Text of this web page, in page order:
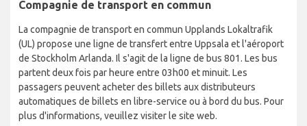
Compagnie de transport en commun
La compagnie de transport en commun Upplands Lokaltrafik
(UL) propose une ligne de transfert entre Uppsala et l'aéroport
de Stockholm Arlanda. Il s'agit de la ligne de bus 801. Les bus
partent deux fois par heure entre 03h00 et minuit. Les
passagers peuvent acheter des billets aux distributeurs
automatiques de billets en libre-service ou à bord du bus. Pour
plus d'informations, veuillez visiter le site web.